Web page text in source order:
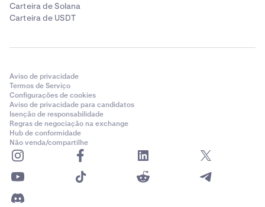
Carteira de Solana
Carteira de USDT
Aviso de privacidade
Termos de Serviço
Configurações de cookies
Aviso de privacidade para candidatos
Isenção de responsabilidade
Regras de negociação na exchange
Hub de conformidade
Não venda/compartilhe